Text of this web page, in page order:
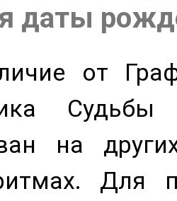
даты
от
на
Для